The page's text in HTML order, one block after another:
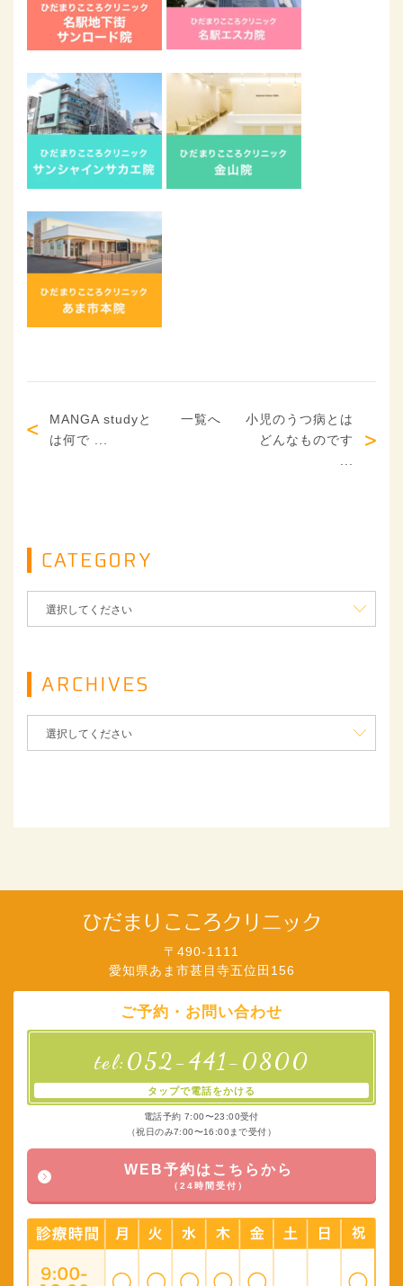
MANGA studyと
は何で ...
一覧へ
小児のうつ病とは
どんなものです
〒490-1111
愛知県あま市甚目寺五位田156
ご予約・お問い合わせ
tel: 052-441-0800
タップで電話をかける
電話予約 7:00〜23:00受付
（祝日のみ7:00〜16:00まで受付）
WEB予約はこちらから
（24時間受付）